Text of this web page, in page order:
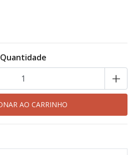
Quantidade
+